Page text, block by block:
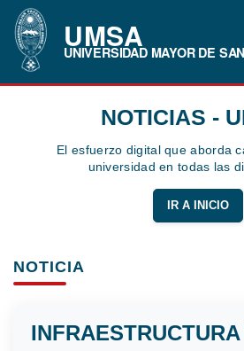
UMSA
UNIVERSIDAD MAYOR DE
NOTICIAS -
El esfuerzo digital que aborda
universidad en todas las
IR A INICIO
NOTICIA